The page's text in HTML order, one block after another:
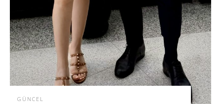
GÜNCEL